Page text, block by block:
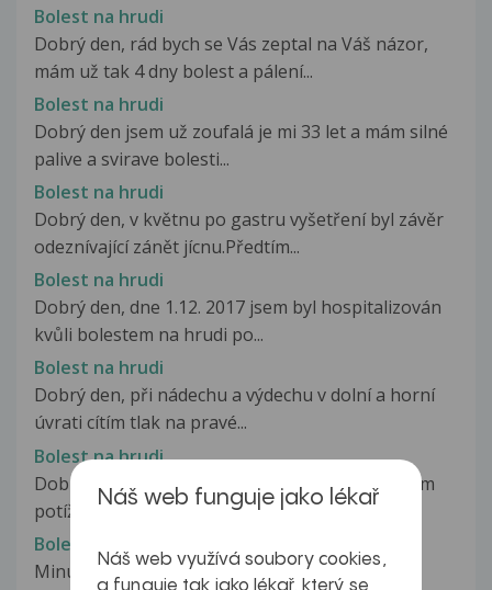
Bolest na hrudi
Dobrý den, rád bych se Vás zeptal na Váš názor,
mám už tak 4 dny bolest a pálení...
Bolest na hrudi
Dobrý den jsem už zoufalá je mi 33 let a mám silné
palive a svirave bolesti...
Bolest na hrudi
Dobrý den, v květnu po gastru vyšetření byl závěr
odeznívající zánět jícnu.Předtím...
Bolest na hrudi
Dobrý den, dne 1.12. 2017 jsem byl hospitalizován
kvůli bolestem na hrudi po...
Bolest na hrudi
Dobrý den, při nádechu a výdechu v dolní a horní
úvrati cítím tlak na pravé...
Bolest na hrudi
Dobrý den Chtěl bych se vás prosím zeptat, mám
potíže s bolestí na hrudi v...
Bolest na hrudi
Minulý týden v pondělí jsem začal být hrozně
Náš web funguje jako lékař
Náš web využívá soubory cookies,
a funguje tak jako lékař, který se